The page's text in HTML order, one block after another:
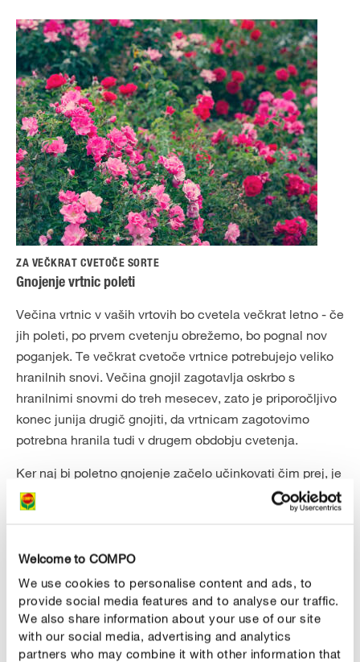
Welcome to COMPO
We use cookies to personalise content and ads, to
provide social media features and to analyse our traffic.
We also share information about your use of our site
with our social media, advertising and analytics
partners who may combine it with other information that
ZA VEČKRAT CVETOČE SORTE
Gnojenje vrtnic poleti
Večina vrtnic v vaših vrtovih bo cvetela večkrat letno - če
jih poleti, po prvem cvetenju obrežemo, bo pognal nov
poganjek. Te večkrat cvetoče vrtnice potrebujejo veliko
hranilnih snovi. Večina gnojil zagotavlja oskrbo s
hranilnimi snovmi do treh mesecev, zato je priporočljivo
konec junija drugič gnojiti, da vrtnicam zagotovimo
potrebna hranila tudi v drugem obdobju cvetenja.
Ker naj bi poletno gnojenje začelo učinkovati čim prej, je
idealna uporaba mineralnega gnojila s takojšnjim
delovanjem ter visoko vsebnostjo kalija. Pomembno je,
saj so novi poganjki na začetku še vedno zelo mehki in
potrebujejo zadosti časa, da se do zime navadijo na
pozebo. Vrtnic torej ne gnojite prepozno - zadnje
dušikovo gnojilo uporabite najkasneje do sredine julija.
Mineralna gnojila s počasnim sproščanjem, kot